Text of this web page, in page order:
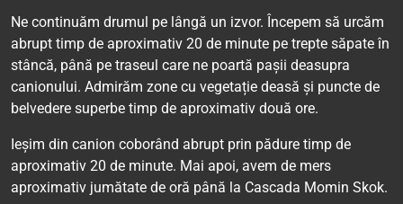
Ne continuăm drumul pe lângă un izvor. Începem să urcăm
abrupt timp de aproximativ 20 de minute pe trepte săpate în
stâncă, până pe traseul care ne poartă pașii deasupra
canionului. Admirăm zone cu vegetație deasă și puncte de
belvedere superbe timp de aproximativ două ore.
Ieșim din canion coborând abrupt prin pădure timp de
aproximativ 20 de minute. Mai apoi, avem de mers
aproximativ jumătate de oră până la Cascada Momin Skok.